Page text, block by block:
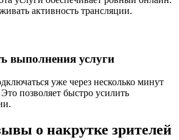
активность трансляции.
выполнения услуги
уже через несколько минут
позволяет быстро усилить
о накрутке зрителей